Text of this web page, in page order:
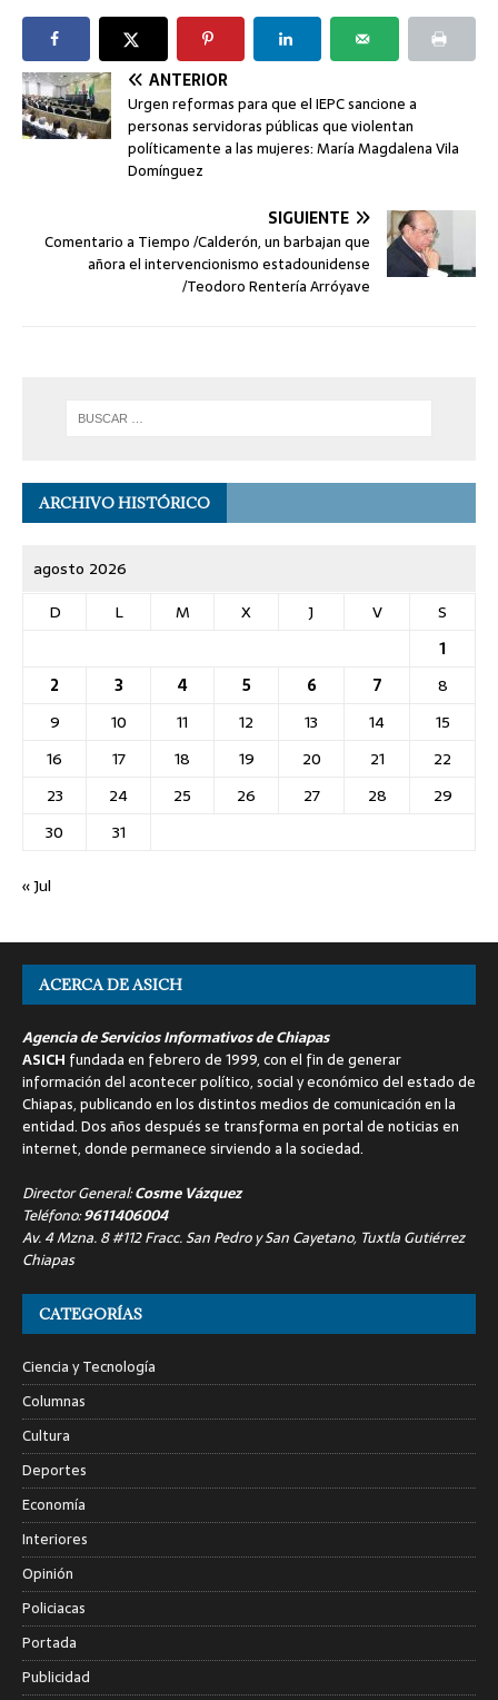
ANTERIOR
Urgen reformas para que el IEPC sancione a
personas servidoras públicas que violentan
políticamente a las mujeres: María Magdalena Vila
Domínguez
SIGUIENTE
Comentario a Tiempo /Calderón, un barbajan que
añora el intervencionismo estadounidense
/Teodoro Rentería Arróyave
ARCHIVO HISTÓRICO
agosto 2026
D
L M X J V
S
1
2
3 4 5 6 7
8
9
10 11 12 13 14
15
16
17 18 19 20 21
22
23
24 25 26 27 28
29
30
31
« Jul
ACERCA DE ASICH
Agencia de Servicios Informativos de Chiapas
ASICH fundada en febrero de 1999, con el fin de generar
información del acontecer político, social y económico del estado de
Chiapas, publicando en los distintos medios de comunicación en la
entidad. Dos años después se transforma en portal de noticias en
internet, donde permanece sirviendo a la sociedad.
Director General:Cosme Vázquez
Teléfono:9611406004
Av. 4 Mzna. 8 #112 Fracc. San Pedro y San Cayetano, Tuxtla Gutiérrez
Chiapas
CATEGORÍAS
Ciencia y Tecnología
Columnas
Cultura
Deportes
Economía
Interiores
Opinión
Policiacas
Portada
Publicidad